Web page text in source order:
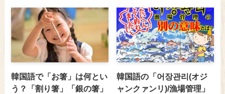
韓国語で「お箸」は何とい
う？「割り箸」「銀の箸」
韓国語の「어장관리(オジ
ャンクァンリ)/漁場管理」